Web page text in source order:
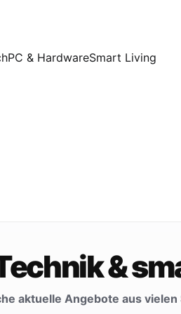
PC & HardwareSmart Living
&
aktuelle Angebote aus vielen